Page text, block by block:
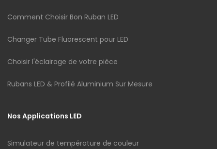
Comment Choisir Bon Ruban LED
Changer Tube Fluorescent pour LED
Choisir l'éclairage de votre pièce
Rubans LED & Profilé Aluminium Sur Mesure
Nos Applications LED
Simulateur de température de couleur